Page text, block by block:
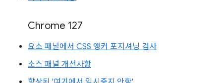
Chrome 127
요소 패널에서 CSS 앵커 포지셔닝 검사
소스 패널 개선사항